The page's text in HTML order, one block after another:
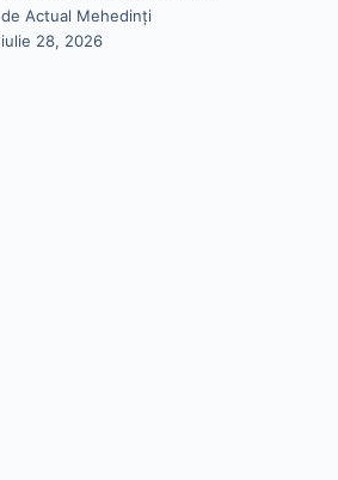
de Actual Mehedinți
iulie 28, 2026